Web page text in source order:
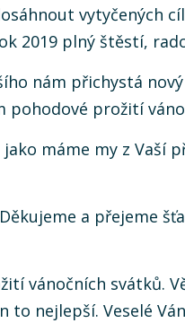
vytyčených
2019 plný štěstí,
nám přichystá
pohodové prožití
máme my z Vaší
a přejeme
vánočních svátků.
nejlepší. Veselé